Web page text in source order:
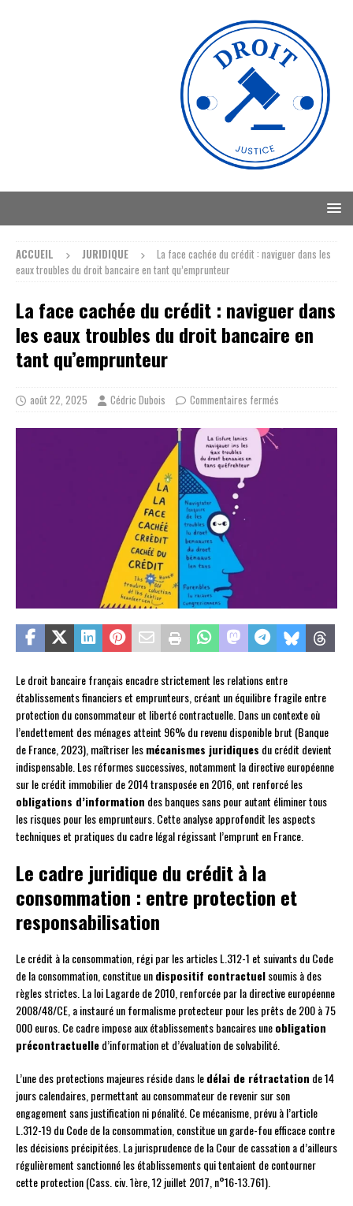
ACCUEIL JURIDIQUE
La face cachée du crédit : naviguer dans les
eaux troubles du droit bancaire en tant qu’emprunteur
La face cachée du crédit : naviguer dans
les eaux troubles du droit bancaire en
tant qu’emprunteur
août 22, 2025 Cédric Dubois Commentaires fermés
Le droit bancaire français encadre strictement les relations entre
établissements financiers et emprunteurs, créant un équilibre fragile entre
protection du consommateur et liberté contractuelle. Dans un contexte où
l’endettement des ménages atteint 96% du revenu disponible brut (Banque
de France, 2023), maîtriser lesmécanismes juridiques du crédit devient
indispensable. Les réformes successives, notamment la directive européenne
sur le crédit immobilier de 2014 transposée en 2016, ont renforcé les
obligations d’information des banques sans pour autant éliminer tous
les risques pour les emprunteurs. Cette analyse approfondit les aspects
techniques et pratiques du cadre légal régissant l’emprunt en France.
Le cadre juridique du crédit à la
consommation : entre protection et
responsabilisation
Le crédit à la consommation, régi par les articles L.312-1 et suivants du Code
de la consommation, constitue undispositif contractuelsoumis à des
règles strictes. La loi Lagarde de 2010, renforcée par la directive européenne
2008/48/CE, a instauré un formalisme protecteur pour les prêts de 200 à 75
000 euros. Ce cadre impose aux établissements bancaires uneobligation
précontractuelled’information et d’évaluation de solvabilité.
L’une des protections majeures réside dans ledélai de rétractation de 14
jours calendaires, permettant au consommateur de revenir sur son
engagement sans justification ni pénalité. Ce mécanisme, prévu à l’article
L.312-19 du Code de la consommation, constitue un garde-fou efficace contre
les décisions précipitées. La jurisprudence de la Cour de cassation a d’ailleurs
régulièrement sanctionné les établissements qui tentaient de contourner
cette protection (Cass. civ. 1ère, 12 juillet 2017, n°16-13.761).